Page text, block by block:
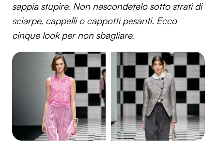
sappia stupire. Non nascondetelo sotto strati di
sciarpe, cappelli o cappotti pesanti. Ecco
cinque look per non sbagliare.